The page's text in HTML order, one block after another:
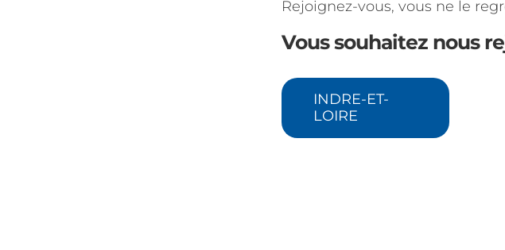
Rejoignez-vous, vous ne le
Vous souhaitez nous
INDRE-ET-
LOIRE